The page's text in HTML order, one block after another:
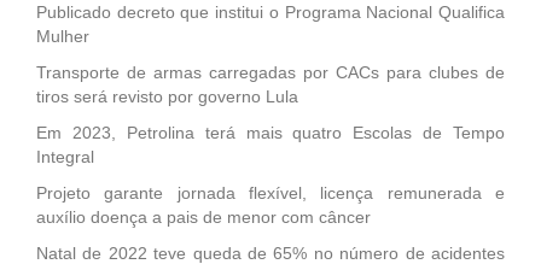
Publicado decreto que institui o Programa Nacional Qualifica
Mulher
Transporte de armas carregadas por CACs para clubes de
tiros será revisto por governo Lula
Em 2023, Petrolina terá mais quatro Escolas de Tempo
Integral
Projeto garante jornada flexível, licença remunerada e
auxílio doença a pais de menor com câncer
Natal de 2022 teve queda de 65% no número de acidentes